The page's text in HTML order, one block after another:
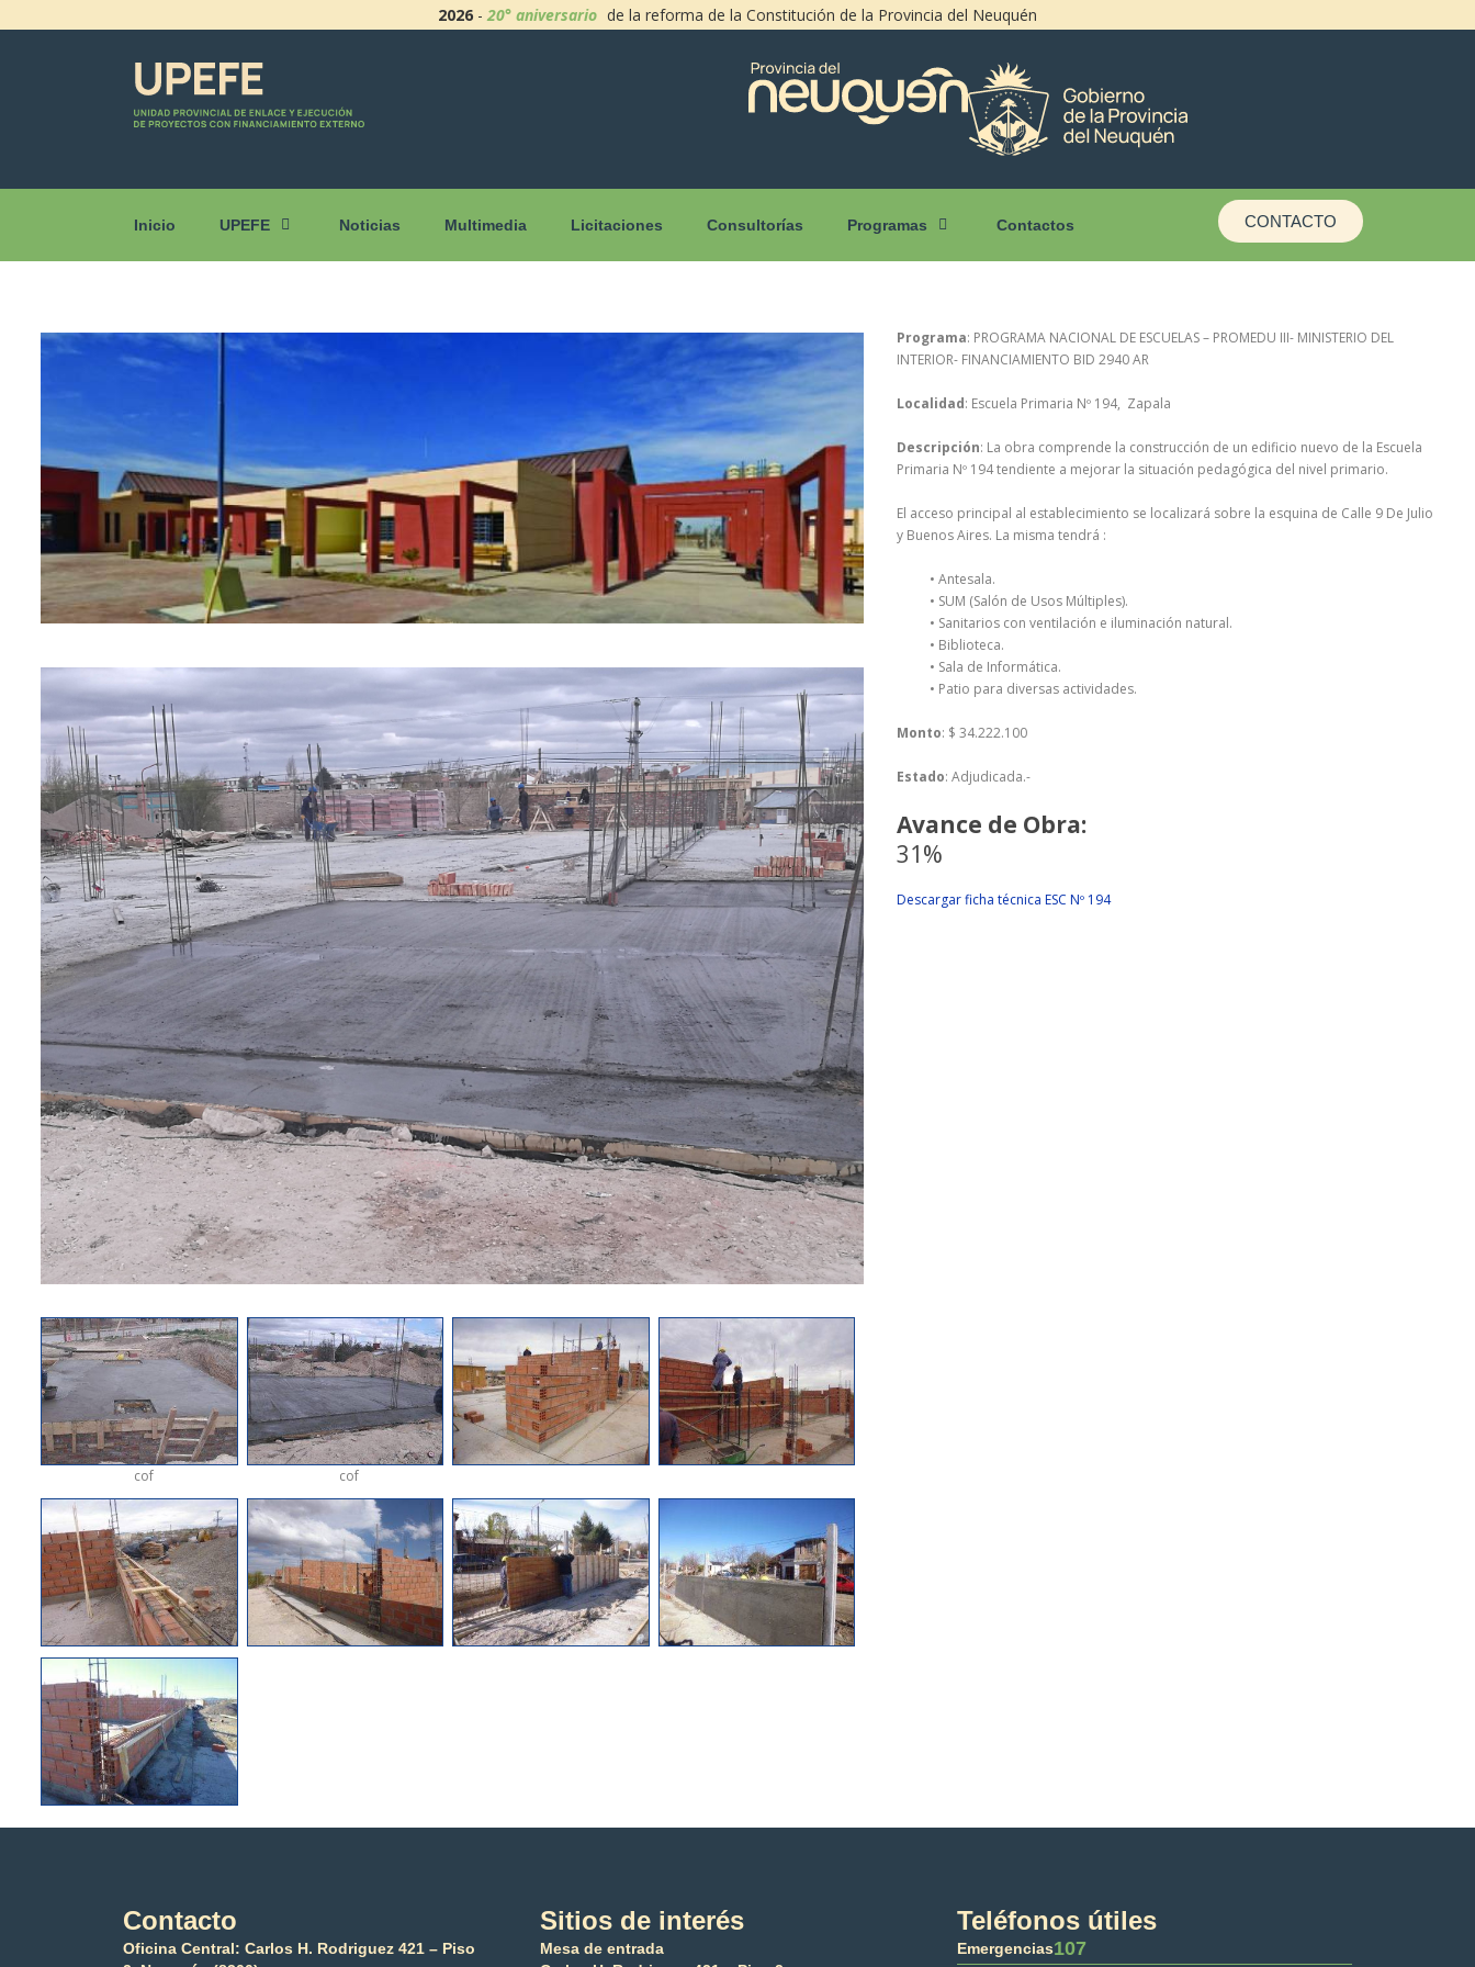
2026 -20° aniversario de la reforma de la Constitución de la Provincia del Neuquén
Inicio UPEFE Noticias Multimedia Licitaciones Consultorías Programas Contactos CONTACTO
cof cof
Programa: PROGRAMA NACIONAL DE ESCUELAS – PROMEDU III- MINISTERIO DEL
INTERIOR- FINANCIAMIENTO BID 2940 AR
Localidad: Escuela Primaria Nº 194, Zapala
Descripción: La obra comprende la construcción de un edificio nuevo de la Escuela
Primaria Nº 194 tendiente a mejorar la situación pedagógica del nivel primario.
El acceso principal al establecimiento se localizará sobre la esquina de Calle 9 De Julio
y Buenos Aires. La misma tendrá :
• Antesala.
• SUM (Salón de Usos Múltiples).
• Sanitarios con ventilación e iluminación natural.
• Biblioteca.
• Sala de Informática.
• Patio para diversas actividades.
Monto: $ 34.222.100
Estado: Adjudicada.-
Avance de Obra:
31%
Descargar ficha técnica ESC Nº 194
Contacto
Oficina Central: Carlos H. Rodriguez 421 – Piso
Sitios de interés
Mesa de entrada
Teléfonos útiles
Emergencias107